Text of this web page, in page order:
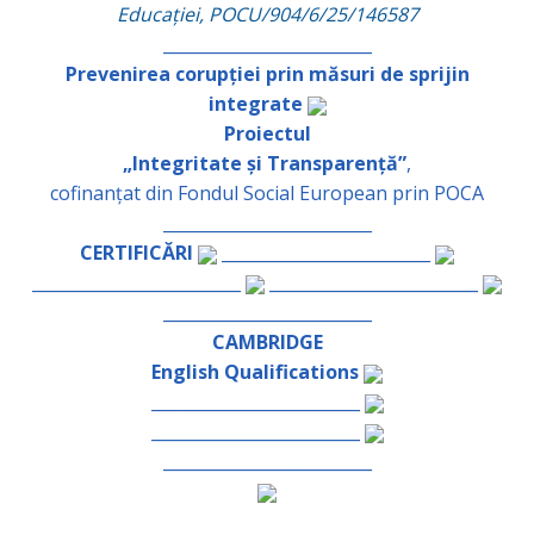
Educației, POCU/904/6/25/146587
Prevenirea corupției prin măsuri de sprijin
integrate
Proiectul
„Integritate și Transparență”,
cofinanțat din Fondul Social European prin POCA
CERTIFICĂRI
CAMBRIDGE
English Qualifications